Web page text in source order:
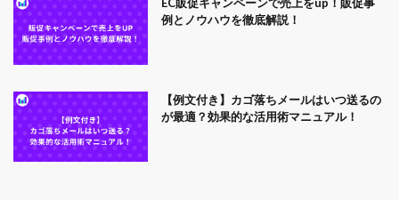
例とノウハウを徹底解説！
【例文付き】カゴ落ちメールはいつ送るの
が最適？効果的な活用術マニュアル！